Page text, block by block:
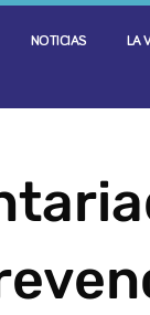
NOTICIAS LA